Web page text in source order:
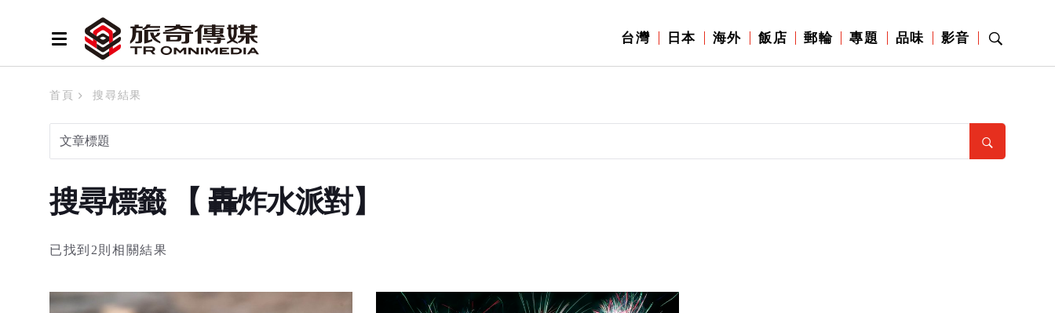
台灣 日本 海外 飯店 郵輪 專題 品味 影音
首頁 搜尋結果
搜尋標籤 【 轟炸水派對】
已找到2則相關結果